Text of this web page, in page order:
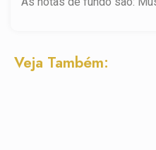
Veja Também: